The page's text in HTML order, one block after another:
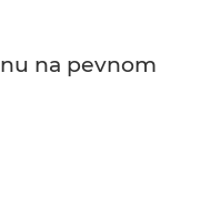
na pevnom